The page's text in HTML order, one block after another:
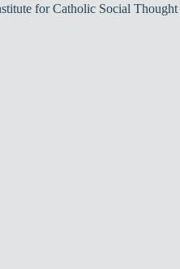
for Catholic Social Thought